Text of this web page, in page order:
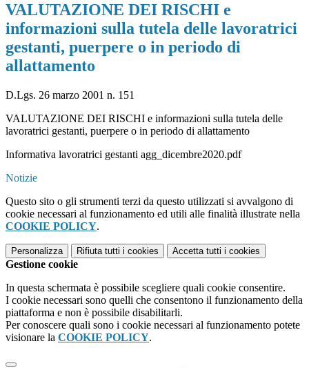
VALUTAZIONE DEI RISCHI e
informazioni sulla tutela delle lavoratrici
gestanti, puerpere o in periodo di
allattamento
D.Lgs. 26 marzo 2001 n. 151
VALUTAZIONE DEI RISCHI e informazioni sulla tutela delle
lavoratrici gestanti, puerpere o in periodo di allattamento
Informativa lavoratrici gestanti agg_dicembre2020.pdf
Notizie
Questo sito o gli strumenti terzi da questo utilizzati si avvalgono di
cookie necessari al funzionamento ed utili alle finalità illustrate nella
COOKIE POLICY.
Personalizza Rifiuta tutti i cookies Accetta tutti i cookies
Gestione cookie
In questa schermata è possibile scegliere quali cookie consentire.
I cookie necessari sono quelli che consentono il funzionamento della
piattaforma e non è possibile disabilitarli.
Per conoscere quali sono i cookie necessari al funzionamento potete
visionare la COOKIE POLICY.